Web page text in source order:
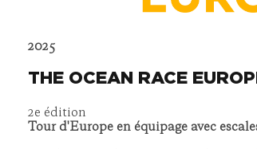
2025
THE OCEAN RACE
2e édition
Tour d'Europe en équipage avec